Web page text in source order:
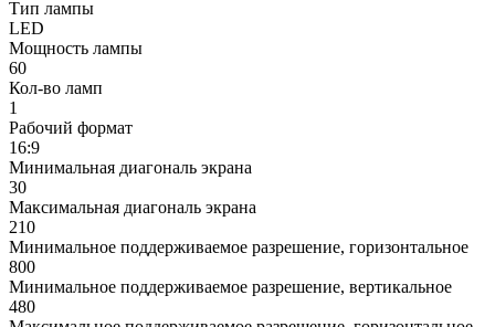
Тип лампы
LED
Мощность лампы
60
Кол-во ламп
1
Рабочий формат
16:9
Минимальная диагональ экрана
30
Максимальная диагональ экрана
210
Минимальное поддерживаемое разрешение, горизонтальное
800
Минимальное поддерживаемое разрешение, вертикальное
480